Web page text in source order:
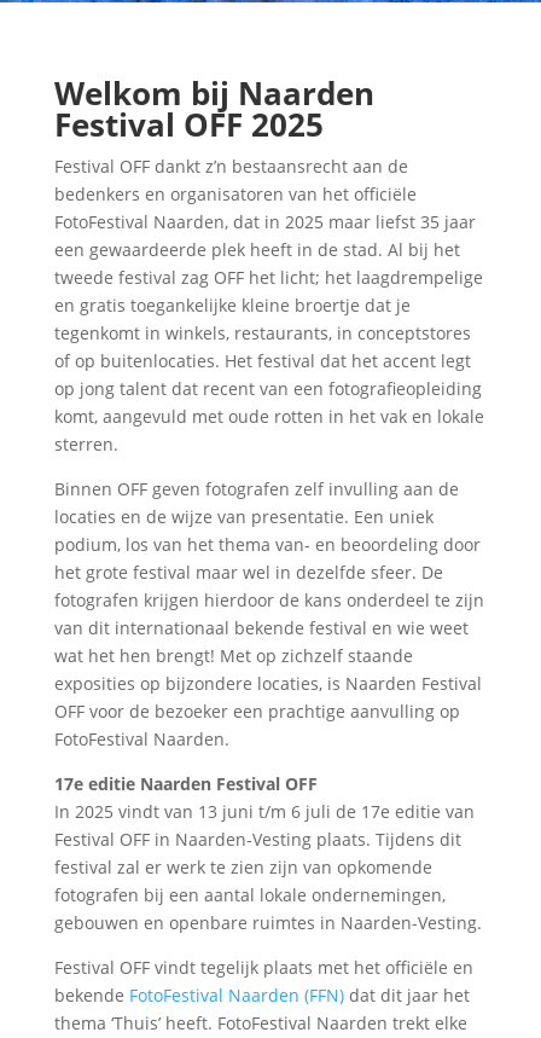
Welkom bij Naarden
Festival OFF 2025
Festival OFF dankt z’n bestaansrecht aan de
bedenkers en organisatoren van het officiële
FotoFestival Naarden, dat in 2025 maar liefst 35 jaar
een gewaardeerde plek heeft in de stad. Al bij het
tweede festival zag OFF het licht; het laagdrempelige
en gratis toegankelijke kleine broertje dat je
tegenkomt in winkels, restaurants, in conceptstores
of op buitenlocaties. Het festival dat het accent legt
op jong talent dat recent van een fotografieopleiding
komt, aangevuld met oude rotten in het vak en lokale
sterren.
Binnen OFF geven fotografen zelf invulling aan de
locaties en de wijze van presentatie. Een uniek
podium, los van het thema van- en beoordeling door
het grote festival maar wel in dezelfde sfeer. De
fotografen krijgen hierdoor de kans onderdeel te zijn
van dit internationaal bekende festival en wie weet
wat het hen brengt! Met op zichzelf staande
exposities op bijzondere locaties, is Naarden Festival
OFF voor de bezoeker een prachtige aanvulling op
FotoFestival Naarden.
17e editie Naarden Festival OFF
In 2025 vindt van 13 juni t/m 6 juli de 17e editie van
Festival OFF in Naarden-Vesting plaats. Tijdens dit
festival zal er werk te zien zijn van opkomende
fotografen bij een aantal lokale ondernemingen,
gebouwen en openbare ruimtes in Naarden-Vesting.
Festival OFF vindt tegelijk plaats met het officiële en
bekende FotoFestival Naarden (FFN)dat dit jaar het
thema ‘Thuis’ heeft. FotoFestival Naarden trekt elke